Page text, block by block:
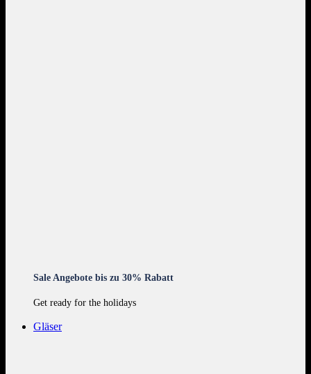
Sale Angebote bis zu 30% Rabatt
Get ready for the holidays
Gläser